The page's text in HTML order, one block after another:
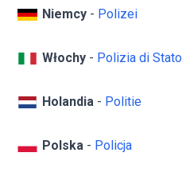
Niemcy - Polizei
Włochy - Polizia di Stato
Holandia - Politie
Polska - Policja